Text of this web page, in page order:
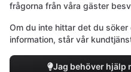
frågorna från våra gäster
Om du inte hittar det du
information, står vår
Jag behöver hjälp